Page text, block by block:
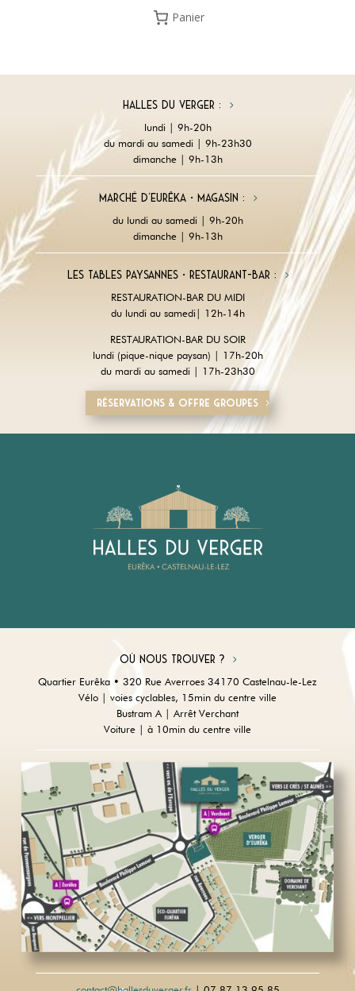
Panier
Halles du Verger :
lundi | 9h-20h
du mardi au samedi | 9h-23h30
dimanche | 9h-13h
Marché d'Eurêka • magasin :
du lundi au samedi | 9h-20h
dimanche | 9h-13h
Les tables paysannes • restaurant-Bar :
RESTAURATION-BAR DU MIDI
du lundi au samedi| 12h-14h
RESTAURATION-BAR DU SOIR
lundi (pique-nique paysan) | 17h-20h
du mardi au samedi | 17h-23h30
Réservations & offre groupes
Où nous trouver ?
Quartier Eurêka • 320 Rue Averroes 34170 Castelnau-le-Lez
Vélo | voies cyclables, 15min du centre ville
Bustram A | Arrêt Verchant
Voiture | à 10min du centre ville